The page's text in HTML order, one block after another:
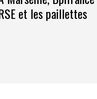
et les paillettes